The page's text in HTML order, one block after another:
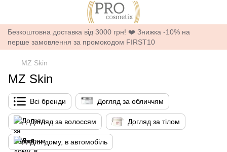
Безкоштовна доставка від 3000 грн! ❤️ Знижка -10% на
перше замовлення за промокодом FIRST10
MZ Skin
MZ Skin
Всі бренди Догляд за обличчям
Догляд за волоссям Догляд за тілом
Для дому, в автомобіль